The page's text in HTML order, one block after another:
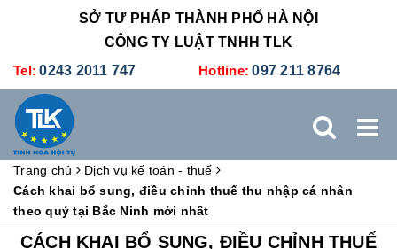
SỞ TƯ PHÁP THÀNH PHỐ HÀ NỘI
CÔNG TY LUẬT TNHH TLK
Tel: 0243 2011 747 Hotline: 097 211 8764
DỊCH VỤ KẾ TOÁN - THUẾ XÚC TIẾN THƯƠNG MẠI
Trang chủ
Dịch vụ kế toán - thuế
Cách khai bổ sung, điều chỉnh thuế thu nhập cá nhân
theo quý tại Bắc Ninh mới nhất
CÁCH KHAI BỔ SUNG, ĐIỀU CHỈNH THUẾ